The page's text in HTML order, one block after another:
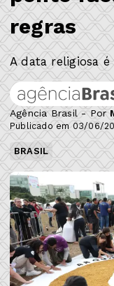
regras
A data religiosa
Agência Brasil - Por
Publicado em 03/06/
BRASIL